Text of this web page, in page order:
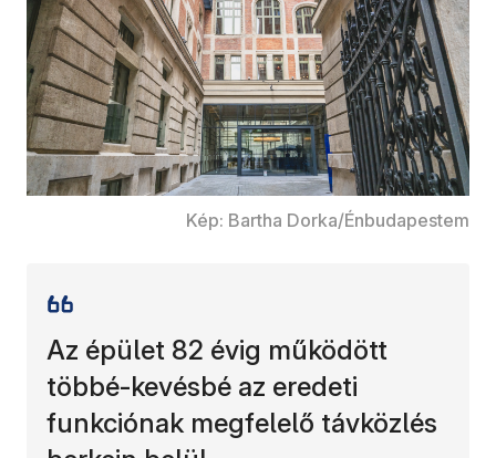
Kép: Bartha Dorka/Énbudapestem
Az épület 82 évig működött
többé-kevésbé az eredeti
funkciónak megfelelő távközlés